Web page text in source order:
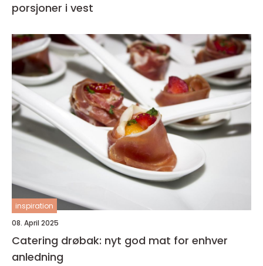
porsjoner i vest
inspiration
08. April 2025
Catering drøbak: nyt god mat for enhver
anledning